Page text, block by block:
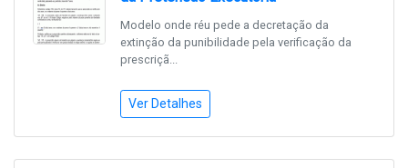
Modelo onde réu pede a decretação da
extinção da punibilidade pela verificação da
prescriçã...
Ver Detalhes